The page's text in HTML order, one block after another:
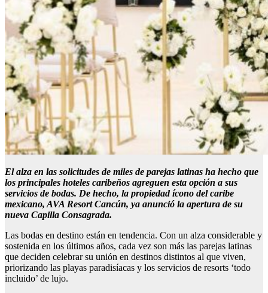
El alza en las solicitudes de miles de parejas latinas ha hecho que
los principales hoteles caribeños agreguen esta opción a sus
servicios de bodas. De hecho, la propiedad ícono del caribe
mexicano, AVA Resort Cancún, ya anunció la apertura de su
nueva Capilla Consagrada.
Las bodas en destino están en tendencia. Con un alza considerable y
sostenida en los últimos años, cada vez son más las parejas latinas
que deciden celebrar su unión en destinos distintos al que viven,
priorizando las playas paradisíacas y los servicios de resorts ‘todo
incluido’ de lujo.